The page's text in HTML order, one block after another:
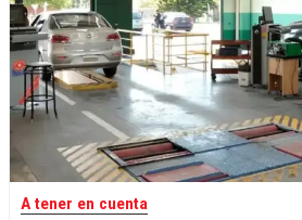
A tener en cuenta